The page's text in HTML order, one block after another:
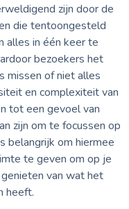
zijn door de
die tentoongesteld
alles in één keer te
bezoekers het
missen of niet alles
en complexiteit van
tot een gevoel van
zijn om te focussen op
belangrijk om hiermee
te geven om op je
van wat het
heeft.